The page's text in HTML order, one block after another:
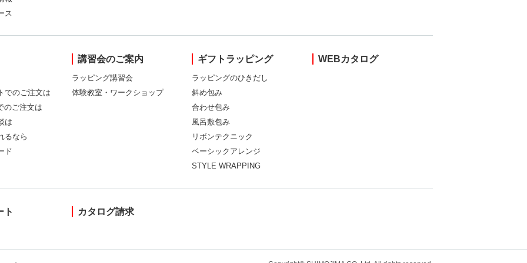
ス
でのご注文は
のご注文は
は
るなら
ド
講習会のご案内
ラッピング講習会
体験教室・ワークショップ
ギフトラッピング
ラッピングのひきだし
斜め包み
合わせ包み
風呂敷包み
リボンテクニック
ベーシックアレンジ
STYLE WRAPPING
WEBカタログ
ト カタログ請求